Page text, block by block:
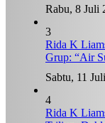
Rabu, 8 Juli
3
Rida K
Grup: “Air
Sabtu, 11
4
Rida K